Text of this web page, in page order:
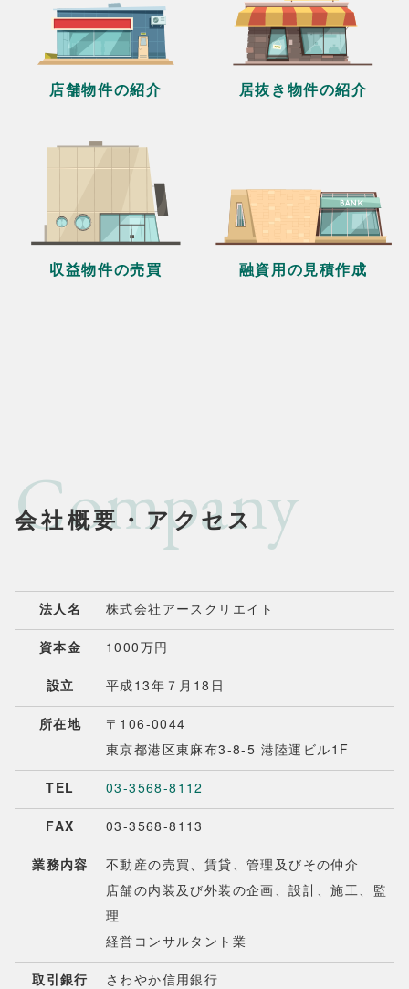
店舗物件の紹介 居抜き物件の紹介
収益物件の売買 融資用の見積作成
会社概要・アクセス
Company
法人名 株式会社アースクリエイト
資本金 1000万円
設立 平成13年７月18日
所在地
〒106-0044
東京都港区東麻布3-8-5 港陸運ビル1F
TEL 03-3568-8112
FAX 03-3568-8113
業務内容
不動産の売買、賃貸、管理及びその仲介
店舗の内装及び外装の企画、設計、施工、監
理
経営コンサルタント業
取引銀行 さわやか信用銀行